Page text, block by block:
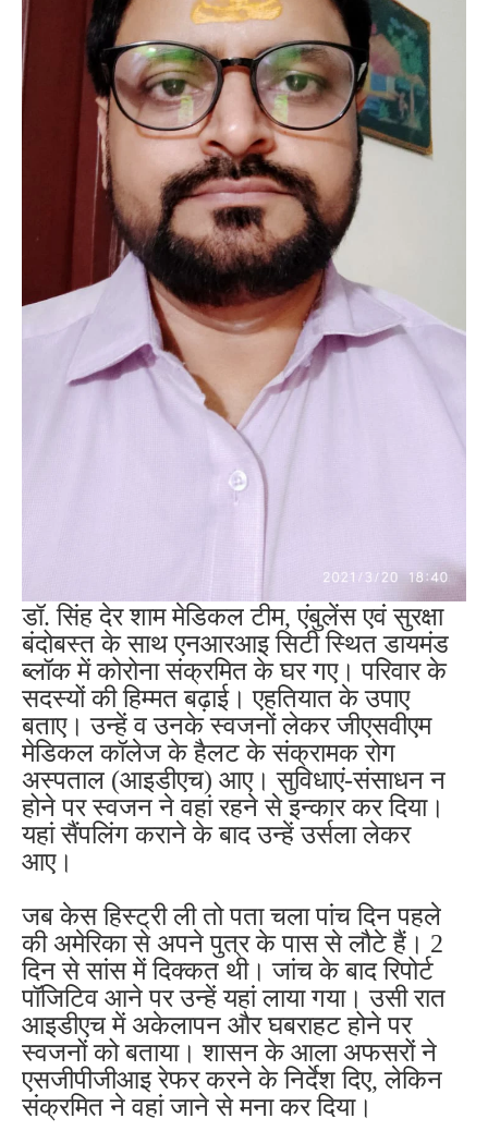
डॉ. सिंह देर शाम मेडिकल टीम, एंबुलेंस एवं सुरक्षा
बंदोबस्त के साथ एनआरआइ सिटी स्थित डायमंड
ब्लॉक में कोरोना संक्रमित के घर गए। परिवार के
सदस्यों की हिम्मत बढ़ाई। एहतियात के उपाए
बताए। उन्हें व उनके स्वजनों लेकर जीएसवीएम
मेडिकल कॉलेज के हैलट के संक्रामक रोग
अस्पताल (आइडीएच) आए। सुविधाएं-संसाधन न
होने पर स्वजन ने वहां रहने से इन्कार कर दिया।
यहां सैंपलिंग कराने के बाद उन्हें उर्सला लेकर
आए।
जब केस हिस्ट्री ली तो पता चला पांच दिन पहले
की अमेरिका से अपने पुत्र के पास से लौटे हैं। 2
दिन से सांस में दिक्कत थी। जांच के बाद रिपोर्ट
पॉजिटिव आने पर उन्हें यहां लाया गया। उसी रात
आइडीएच में अकेलापन और घबराहट होने पर
स्वजनों को बताया। शासन के आला अफसरों ने
एसजीपीजीआइ रेफर करने के निर्देश दिए, लेकिन
संक्रमित ने वहां जाने से मना कर दिया।